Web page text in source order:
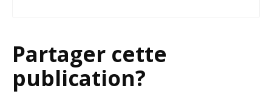
Partager cette
publication?